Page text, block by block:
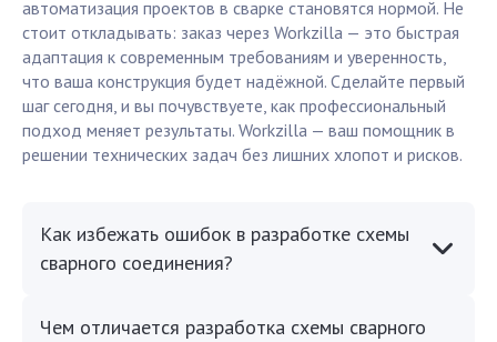
автоматизация проектов в сварке становятся нормой. Не
стоит откладывать: заказ через Workzilla — это быстрая
адаптация к современным требованиям и уверенность,
что ваша конструкция будет надёжной. Сделайте первый
шаг сегодня, и вы почувствуете, как профессиональный
подход меняет результаты. Workzilla — ваш помощник в
решении технических задач без лишних хлопот и рисков.
Как избежать ошибок в разработке схемы
сварного соединения?
Чем отличается разработка схемы сварного